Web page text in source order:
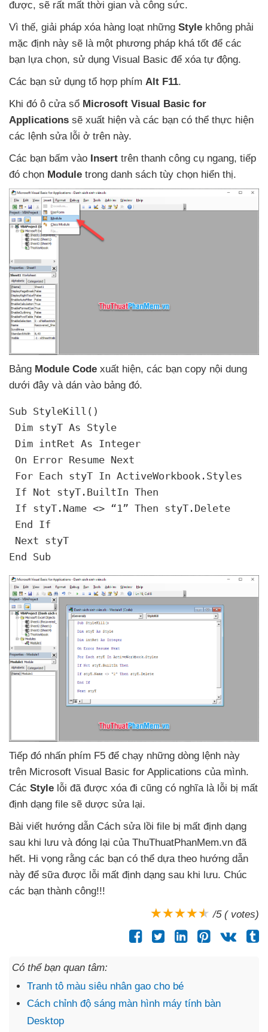
được, sẽ rất mất thời gian và công sức.
Vì thế, giải pháp xóa hàng loạt những Style không phải
mặc định này sẽ là một phương pháp khá tốt để các
bạn lựa chọn, sử dụng Visual Basic để xóa tự động.
Các bạn sử dụng tổ hợp phím Alt F11.
Khi đó ô cửa sổ Microsoft Visual Basic for
Applications sẽ xuất hiện và các bạn có thể thực hiện
các lệnh sửa lỗi ở trên này.
Các bạn bấm vào Insert trên thanh công cụ ngang, tiếp
đó chọn Module trong danh sách tùy chọn hiển thị.
Bảng Module Code xuất hiện, các bạn copy nội dung
dưới đây và dán vào bảng đó.
Sub StyleKill()
Dim styT As Style
Dim intRet As Integer
On Error Resume Next
For Each styT In ActiveWorkbook.Styles
If Not styT.BuiltIn Then
If styT.Name <> “1” Then styT.Delete
End If
Next styT
End Sub
Tiếp đó nhấn phím F5 để chạy những dòng lệnh này
trên Microsoft Visual Basic for Applications của mình.
Các Style lỗi đã được xóa đi cũng có nghĩa là lỗi bị mất
định dạng file sẽ dược sửa lại.
Bài viết hướng dẫn Cách sửa lồi file bị mất định dạng
sau khi lưu và đóng lại của ThuThuatPhanMem.vn đã
hết. Hi vọng rằng các bạn có thể dựa theo hướng dẫn
này để sữa được lỗi mất định dạng sau khi lưu. Chúc
các bạn thành công!!!
/5 ( votes)
Có thể bạn quan tâm:
Tranh tô màu siêu nhân gao cho bé
Cách chỉnh độ sáng màn hình máy tính bàn
Desktop